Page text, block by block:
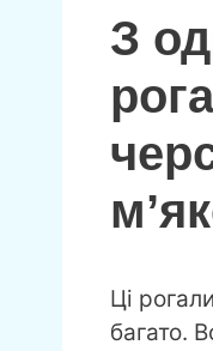
З
Ці
багато.